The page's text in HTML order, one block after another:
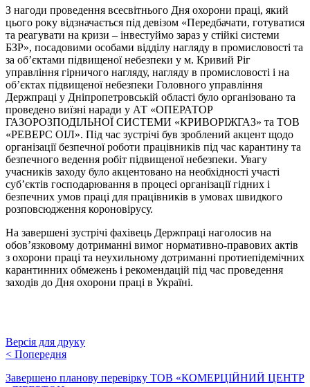
З нагоди проведення всесвітнього Дня охорони праці, який
цього року відзначається під девізом «Передбачати, готуватися
та реагувати на кризи – інвестуймо зараз у стійкі системи
БЗР», посадовими особами відділу нагляду в промисловості та
за об’єктами підвищеної небезпеки у м. Кривий Ріг
управління гірничого нагляду, нагляду в промисловості і на
об’єктах підвищеної небезпеки Головного управління
Держпраці у Дніпропетровській області було організовано та
проведено виїзні наради у АТ «ОПЕРАТОР
ГАЗОРОЗПОДІЛЬНОЇ СИСТЕМИ «КРИВОРІЖГАЗ» та ТОВ
«РЕВЕРС ОІЛ». Під час зустрічі був зроблений акцент щодо
організації безпечної роботи працівників під час карантину та
безпечного ведення робіт підвищеної небезпеки. Увагу
учасників заходу було акцентовано на необхідності участі
суб’єктів господарювання в процесі організації гідних і
безпечних умов праці для працівників в умовах швидкого
розповсюдження короновірусу.
На завершені зустрічі фахівець Держпраці наголосив на
обов’язковому дотриманні вимог нормативно-правових актів
з охорони праці та неухильному дотриманні протиепідемічних
карантинних обмежень і рекомендацій під час проведення
заходів до Дня охорони праці в Україні.
Версія для друку
< Попередня
Завершено планову перевірку ТОВ «КОМЕРЦІЙНИЙ ЦЕНТР